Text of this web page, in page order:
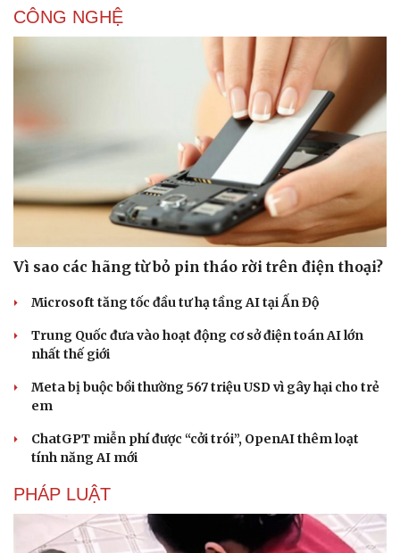
CÔNG NGHỆ
Vì sao các hãng từ bỏ pin tháo rời trên điện thoại?
Microsoft tăng tốc đầu tư hạ tầng AI tại Ấn Độ
Trung Quốc đưa vào hoạt động cơ sở điện toán AI lớn
nhất thế giới
Meta bị buộc bồi thường 567 triệu USD vì gây hại cho trẻ
em
ChatGPT miễn phí được “cởi trói”, OpenAI thêm loạt
tính năng AI mới
PHÁP LUẬT